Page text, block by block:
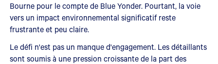
Bourne pour le compte de Blue Yonder. Pourtant, la voie
vers un impact environnemental significatif reste
frustrante et peu claire.
Le défi n'est pas un manque d'engagement. Les détaillants
sont soumis à une pression croissante de la part des